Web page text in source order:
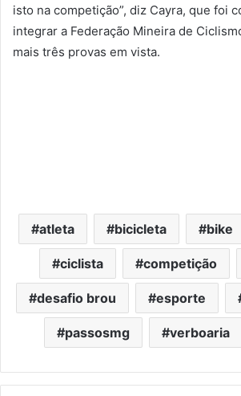
isto na competição”, diz Cayra, que foi
integrar a Federação Mineira de
mais três provas em vista.
atleta bicicleta bike
ciclista competição
desafio brou esporte
passosmg verboaria